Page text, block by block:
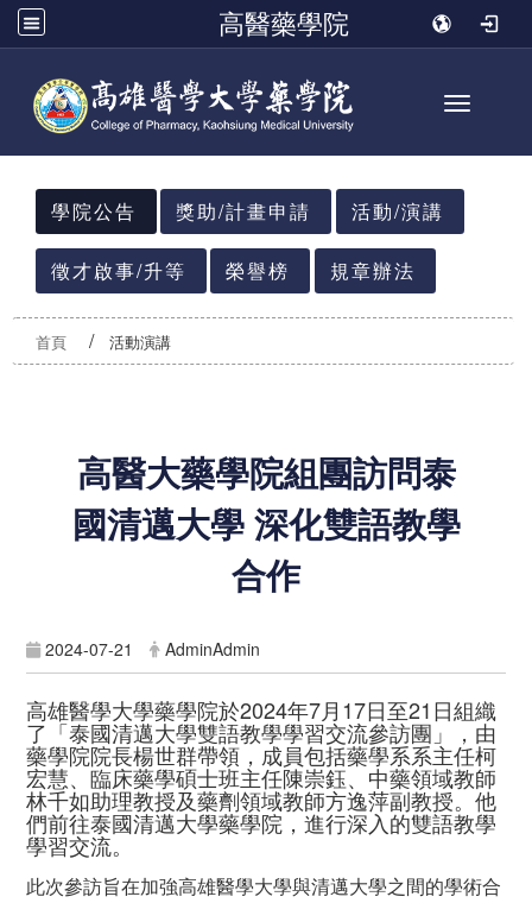
高醫藥學院
Toggle
:::
學院公告
獎助/計畫申請 活動/演講
徵才啟事/升等 榮譽榜 規章辦法
首頁 活動演講
高醫大藥學院組團訪問泰
國清邁大學 深化雙語教學
合作
2024-07-21 AdminAdmin
高雄醫學大學藥學院於2024年7月17日至21日組織
了「泰國清邁大學雙語教學學習交流參訪團」，由
藥學院院長楊世群帶領，成員包括藥學系系主任柯
宏慧、臨床藥學碩士班主任陳崇鈺、中藥領域教師
林千如助理教授及藥劑領域教師方逸萍副教授。他
們前往泰國清邁大學藥學院，進行深入的雙語教學
學習交流。
此次參訪旨在加強高雄醫學大學與清邁大學之間的學術合